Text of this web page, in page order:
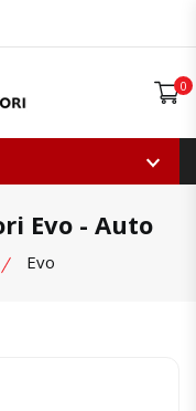
0
Evo - Auto
Evo